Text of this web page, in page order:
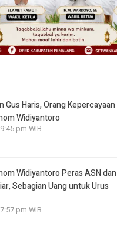
Gus Haris, Orang Kepercayaan
Widiyantoro
pm WIB
Widiyantoro Peras ASN dan
Sebagian Uang untuk Urus
pm WIB